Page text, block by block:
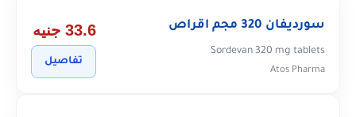
سورديفان 320 مجم اقراص
Sordevan 320 mg tablets
Atos Pharma
33.6 جنيه
تفاصيل